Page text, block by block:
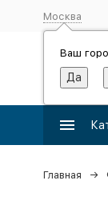
Москва
Ваш
Главная